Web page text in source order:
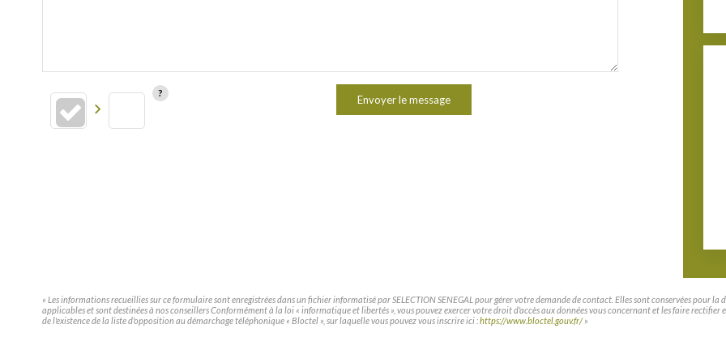
Envoyer le message
« Les informations recueillies sur ce formulaire sont enregistrées dans un fichier informatisé par SELECTION SENEGAL pour gérer votre demande de contact. Elles sont conservées pour
applicables et sont destinées à nos conseillers Conformément à la loi « informatique et libertés », vous pouvez exercer votre droit d'accès aux données vous concernant et les faire
de l'existence de la liste d'opposition au démarchage téléphonique « Bloctel », sur laquelle vous pouvez vous inscrire ici :https://www.bloctel.gouv.fr/»